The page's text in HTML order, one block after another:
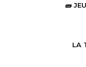
🧱
LA